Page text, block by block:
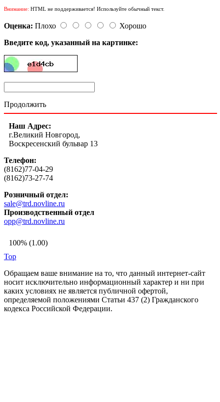
Внимание: HTML не поддерживается! Используйте обычный текст.
Оценка: Плохо
Хорошо
Введите код, указанный на картинке:
Продолжить
Наш Адрес:
г.Великий Новгород,
Воскресенский бульвар 13
Телефон:
(8162)77-04-29
(8162)73-27-74
Розничный отдел:
sale@trd.novline.ru
Производственный отдел
opp@trd.novline.ru
100% (1.00)
Top
Обращаем ваше внимание на то, что данный интернет-сайт
носит исключительно информационный характер и ни при
каких условиях не является публичной офертой,
определяемой положениями Статьи 437 (2) Гражданского
кодекса Российской Федерации.